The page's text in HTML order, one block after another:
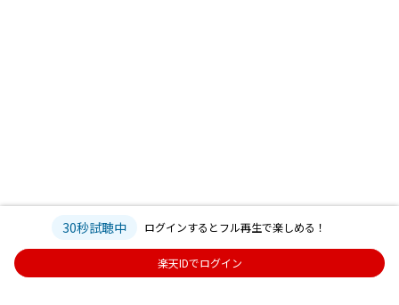
30秒試聴中 ログインするとフル再生で楽しめる！
楽天IDでログイン